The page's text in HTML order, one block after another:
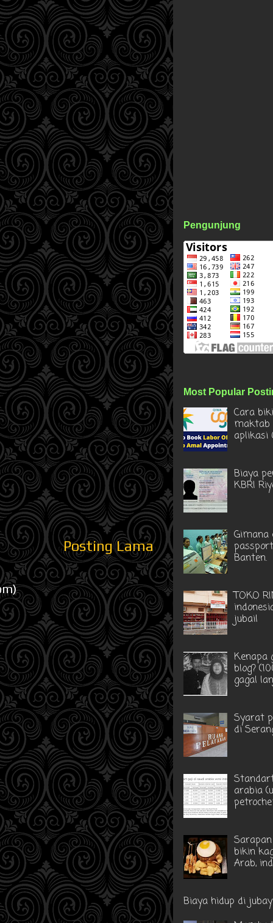
Posting Lama
Pengunjung
Most Popular
Cara
aplikasi
Biaya
KBRI
Gimana
Banten.
TOKO
jubail
Kenapa
blog?
gagal
Syarat
di
arabia
bikin
Arab,
Biaya hidup di